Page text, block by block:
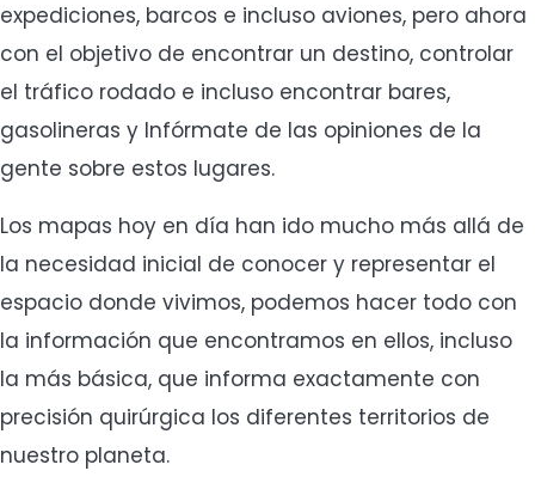
expediciones, barcos e incluso aviones, pero ahora
con el objetivo de encontrar un destino, controlar
el tráfico rodado e incluso encontrar bares,
gasolineras y Infórmate de las opiniones de la
gente sobre estos lugares.
Los mapas hoy en día han ido mucho más allá de
la necesidad inicial de conocer y representar el
espacio donde vivimos, podemos hacer todo con
la información que encontramos en ellos, incluso
la más básica, que informa exactamente con
precisión quirúrgica los diferentes territorios de
nuestro planeta.